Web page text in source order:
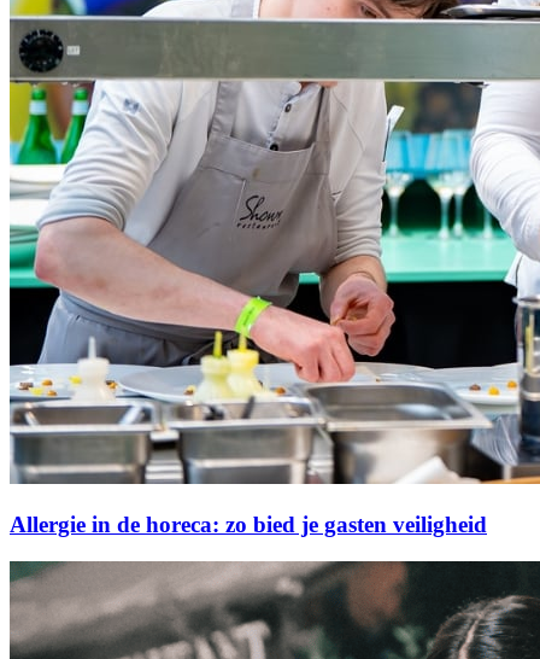
Allergie in de horeca: zo bied je gasten veiligheid